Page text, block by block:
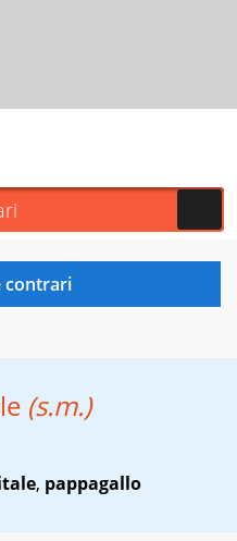
(s.m.)
, pappagallo